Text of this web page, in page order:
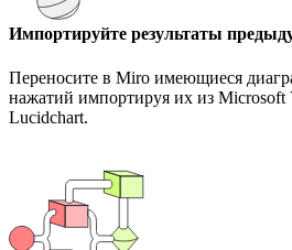
Импортируйте результаты
Переносите в Miro имеющиеся
нажатий импортируя их из Microsoft
Lucidchart.